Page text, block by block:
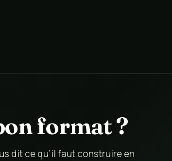
format ?
dit ce qu’il faut construire en